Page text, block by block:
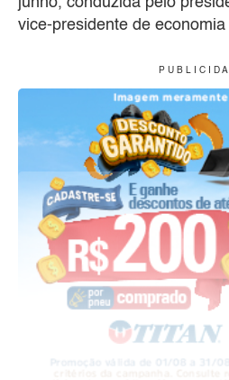
vice-presidente de
P U B L I C I D A